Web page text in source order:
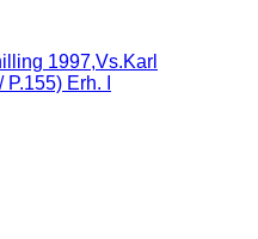
1997,Vs.Karl
Erh. I